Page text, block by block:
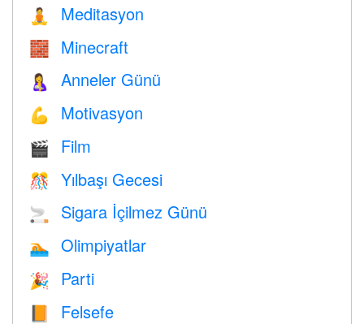
🧘 Meditasyon
🧱 Minecraft
🤱 Anneler Günü
💪 Motivasyon
🎬 Film
🎊 Yılbaşı Gecesi
🚬 Sigara İçilmez Günü
🏊 Olimpiyatlar
🎉 Parti
Felsefe